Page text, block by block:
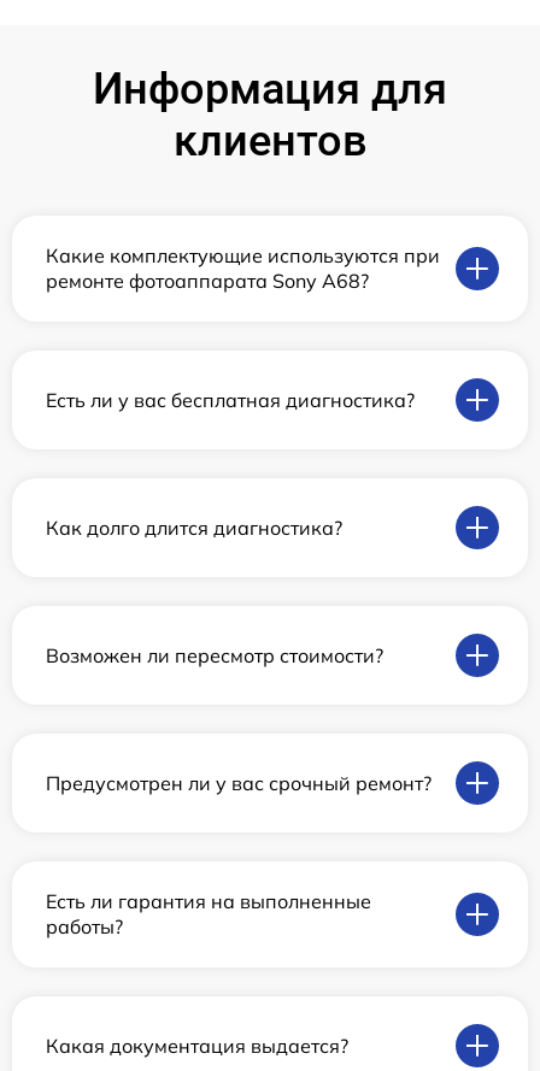
Информация для
клиентов
Какие комплектующие используются при
ремонте фотоаппарата Sony A68?
Есть ли у вас бесплатная диагностика?
Как долго длится диагностика?
Возможен ли пересмотр стоимости?
Предусмотрен ли у вас срочный ремонт?
Есть ли гарантия на выполненные
работы?
Какая документация выдается?